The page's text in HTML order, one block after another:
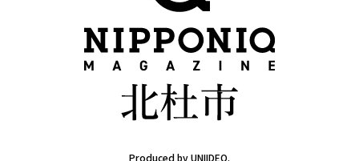
Produced by UNIIDEO.